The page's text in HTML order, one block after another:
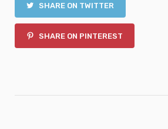
SHARE ON TWITTER
SHARE ON PINTEREST